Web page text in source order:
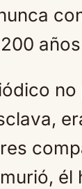
él